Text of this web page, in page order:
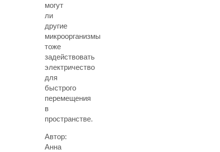
могут
ли
другие
микроорганизмы
тоже
задействовать
электричество
для
быстрого
перемещения
в
пространстве.
Автор:
Анна